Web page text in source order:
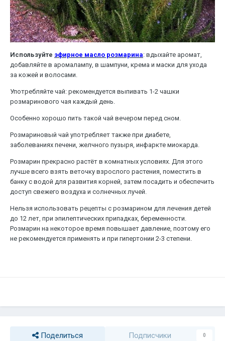
Используйте эфирное масло розмарина: вдыхайте аромат,
добавляйте в аромалампу, в шампуни, крема и маски для ухода
за кожей и волосами.
Употребляйте чай: рекомендуется выпивать 1-2 чашки
розмаринового чая каждый день.
Особенно хорошо пить такой чай вечером перед сном.
Розмариновый чай употребляет также при диабете,
заболеваниях печени, желчного пузыря, инфаркте миокарда.
Розмарин прекрасно растёт в комнатных условиях. Для этого
лучше всего взять веточку взрослого растения, поместить в
банку с водой для развития корней, затем посадить и обеспечить
доступ свежего воздуха и солнечных лучей.
Нельзя использовать рецепты с розмарином для лечения детей
до 12 лет, при эпилептических припадках, беременности.
Розмарин на некоторое время повышает давление, поэтому его
не рекомендуется применять и при гипертонии 2-3 степени.
Поделиться Подписчики 0